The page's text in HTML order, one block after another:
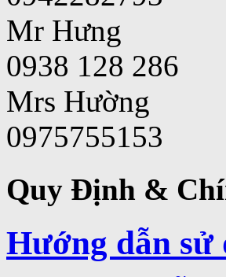
Mr Hưng
0938 128 286
Mrs Hường
0975755153
Quy Định &
Hướng dẫn sử